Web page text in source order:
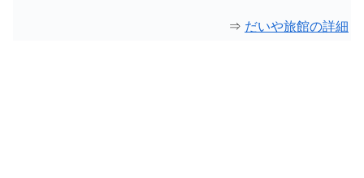
⇒ だいや旅館の詳細